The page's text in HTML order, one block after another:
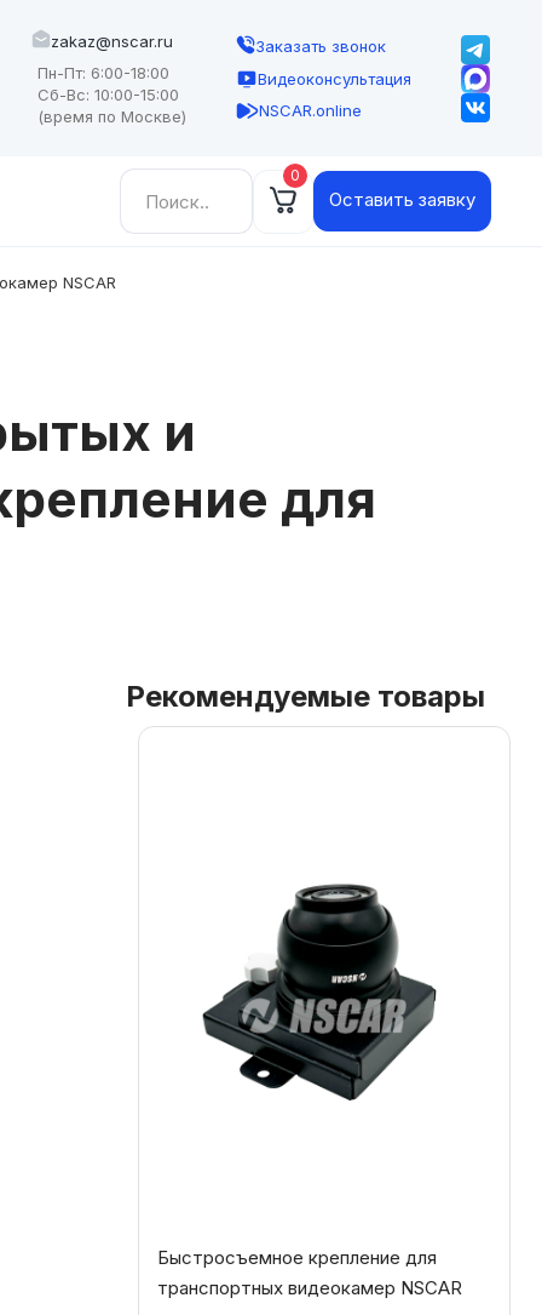
zakaz@nscar.ru
Пн-Пт: 6:00-18:00
Сб-Вс: 10:00-15:00
(время по Москве)
Заказать звонок
Видеоконсультация
NSCAR.online
Найти: 0
Оставить заявку
NSCAR
и
для
Рекомендуемые товары
Быстросъемное крепление для
транспортных видеокамер NSCAR